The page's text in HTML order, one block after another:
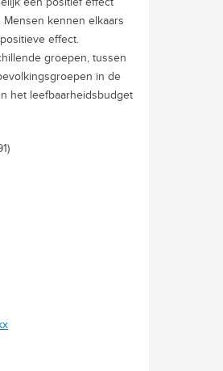
kennen elkaars
effect.
groepen, tussen
in de
het leefbaarheidsbudget